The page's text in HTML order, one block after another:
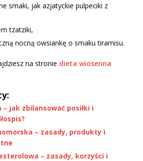
smaki, jak azjatyckie pulpeciki z
tzatziki,
nocną owsiankę o smaku tiramisu.
na stronie dieta wiosenna
jak zbilansować posiłki i
– zasady, produkty i
– zasady, korzyści i